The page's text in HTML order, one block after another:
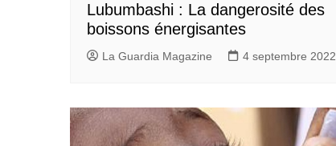
Lubumbashi : La dangerosité des
boissons énergisantes
La Guardia Magazine 4 septembre 2022